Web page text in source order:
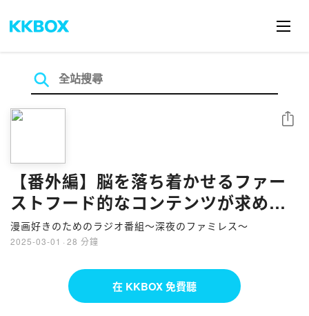
【番外編】脳を落ち着かせるファー
ストフード的なコンテンツが求めら
れている！？
漫画好きのためのラジオ番組〜深夜のファミレス〜
2025-03-01 · 28 分鐘
分享
在 KKBOX 免費聽